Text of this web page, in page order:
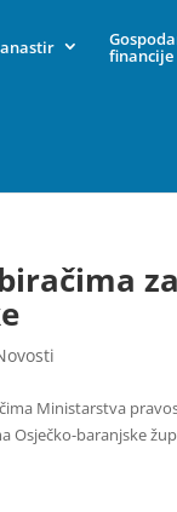
financije
Ministarstva
Osječko-baranjske